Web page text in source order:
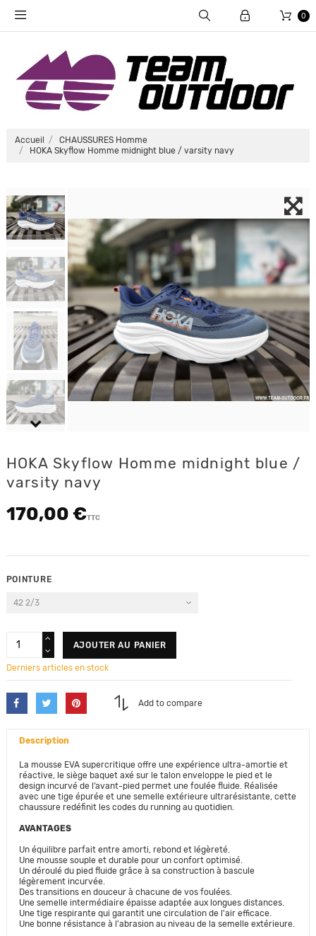
0
Accueil
CHAUSSURES Homme
HOKA Skyflow Homme midnight blue / varsity navy
HOKA Skyflow Homme midnight blue /
varsity navy
170,00 €TTC
POINTURE
AJOUTER AU PANIER
Derniers articles en stock
Add to compare
Description
La mousse EVA supercritique offre une expérience ultra-amortie et
réactive, le siège baquet axé sur le talon enveloppe le pied et le
design incurvé de l’avant-pied permet une foulée fluide. Réalisée
avec une tige épurée et une semelle extérieure ultrarésistante, cette
chaussure redéfinit les codes du running au quotidien.
AVANTAGES
Un équilibre parfait entre amorti, rebond et légèreté.
Une mousse souple et durable pour un confort optimisé.
Un déroulé du pied fluide grâce à sa construction à bascule
légèrement incurvée.
Des transitions en douceur à chacune de vos foulées.
Une semelle intermédiaire épaisse adaptée aux longues distances.
Une tige respirante qui garantit une circulation de l'air efficace.
Une bonne résistance à l'abrasion au niveau de la semelle extérieure.